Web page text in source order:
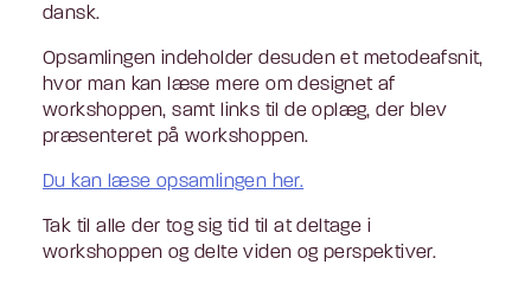
dansk.
Opsamlingen indeholder desuden et metodeafsnit,
hvor man kan læse mere om designet af
workshoppen, samt links til de oplæg, der blev
præsenteret på workshoppen.
Du kan læse opsamlingen her.
Tak til alle der tog sig tid til at deltage i
workshoppen og delte viden og perspektiver.